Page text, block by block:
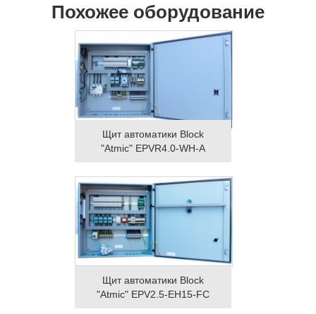
Похожее оборудование
Щит автоматики Block
"Atmic" EPVR4.0-WH-A
Щит автоматики Block
"Atmic" EPV2.5-EH15-FC